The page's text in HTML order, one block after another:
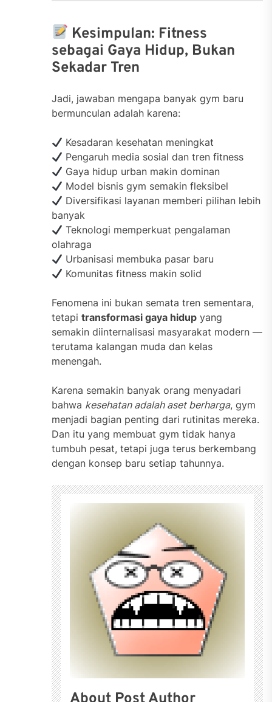
Kesimpulan: Fitness
sebagai Gaya Hidup, Bukan
Sekadar Tren
Jadi, jawaban mengapa banyak gym baru
bermunculan adalah karena:
Kesadaran kesehatan meningkat
Pengaruh media sosial dan tren fitness
Gaya hidup urban makin dominan
Model bisnis gym semakin fleksibel
Diversifikasi layanan memberi pilihan lebih
banyak
Teknologi memperkuat pengalaman
olahraga
Urbanisasi membuka pasar baru
Komunitas fitness makin solid
Fenomena ini bukan semata tren sementara,
tetapi transformasi gaya hidup yang
semakin diinternalisasi masyarakat modern —
terutama kalangan muda dan kelas
menengah.
Karena semakin banyak orang menyadari
bahwa kesehatan adalah aset berharga, gym
menjadi bagian penting dari rutinitas mereka.
Dan itu yang membuat gym tidak hanya
tumbuh pesat, tetapi juga terus berkembang
dengan konsep baru setiap tahunnya.